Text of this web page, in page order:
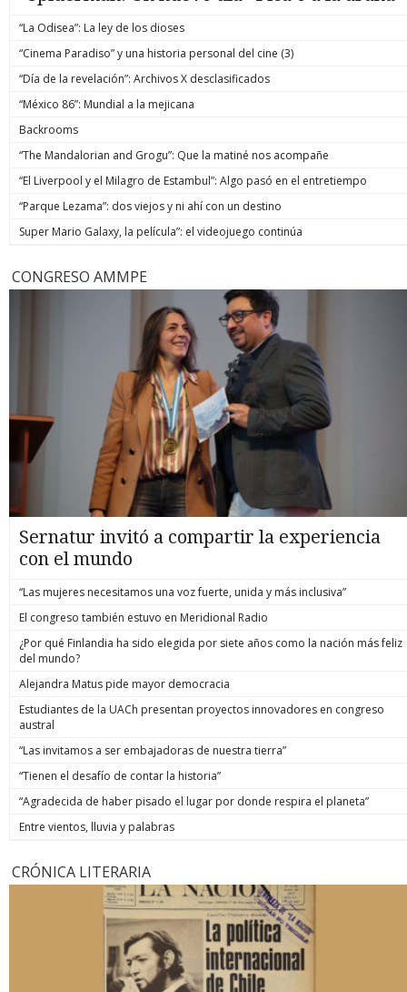
“La Odisea”: La ley de los dioses
“Cinema Paradiso” y una historia personal del cine (3)
“Día de la revelación”: Archivos X desclasificados
“México 86”: Mundial a la mejicana
Backrooms
“The Mandalorian and Grogu”: Que la matiné nos acompañe
“El Liverpool y el Milagro de Estambul”: Algo pasó en el entretiempo
“Parque Lezama”: dos viejos y ni ahí con un destino
Super Mario Galaxy, la película”: el videojuego continúa
CONGRESO AMMPE
Sernatur invitó a compartir la experiencia
con el mundo
“Las mujeres necesitamos una voz fuerte, unida y más inclusiva”
El congreso también estuvo en Meridional Radio
¿Por qué Finlandia ha sido elegida por siete años como la nación más feliz
del mundo?
Alejandra Matus pide mayor democracia
Estudiantes de la UACh presentan proyectos innovadores en congreso
austral
“Las invitamos a ser embajadoras de nuestra tierra”
“Tienen el desafío de contar la historia”
“Agradecida de haber pisado el lugar por donde respira el planeta”
Entre vientos, lluvia y palabras
CRÓNICA LITERARIA